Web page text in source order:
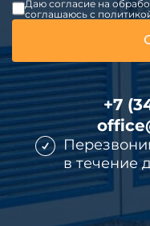
Даю согласие на
соглашаюсь c
+7
в течение